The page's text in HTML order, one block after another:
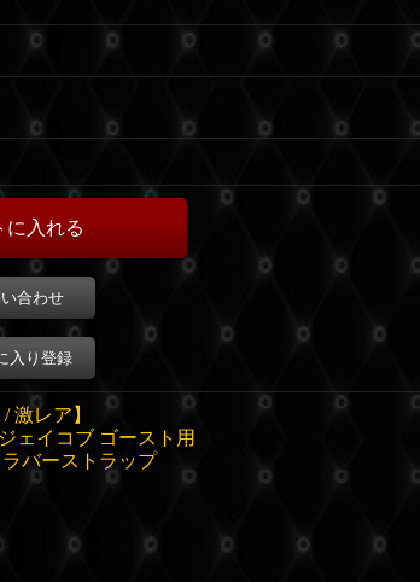
合わせ
入り登録
/ 激レア】
ェイコブ ゴースト用
バーストラップ